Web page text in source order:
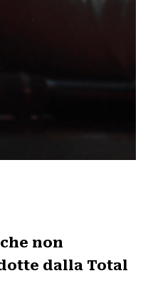
non
dalla Total